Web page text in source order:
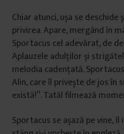
Chiar atunci, ușa se
privirea. Apare, mergând în
Sportacus cel adevărat, de
Aplauzele adulților și
melodia cadențată.
Alin, care îl privește de jos în
există!”. Tatăl filmează
Sportacus se așază pe vine,